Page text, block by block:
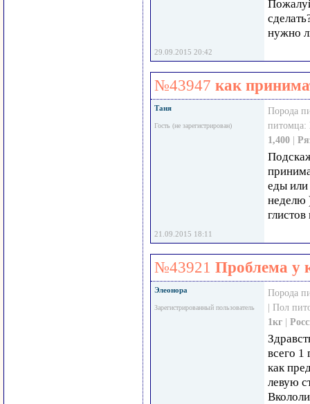
нужно
29.09.2015 20:42
№43947 как
Таня
Гость (не зарегистрирован)
Порода
питомца:
1,400 |
еды или
неделю
21.09.2015 18:11
№43921 Проблема у
Элеонора
Зарегистрированный пользователь
Порода
| Пол
1кг |
всего 1
как
левую